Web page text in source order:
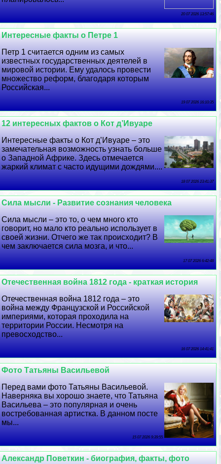
20 07 2026 13:57:46
Интересные факты о Петре 1
Петр 1 считается одним из самых
известных государственных деятелей в
мировой истории. Ему удалось провести
множество реформ, благодаря которым
Российская...
19 07 2026 16:10:35
12 интересных фактов о Кот д’Ивуаре
Интересные факты о Кот д’Ивуаре – это
замечательная возможность узнать больше
о Западной Африке. Здесь отмечается
жаркий климат с часто идущими дождями....
18 07 2026 23:41:37
Сила мысли - Развитие сознания человека
Сила мысли – это то, о чем много кто
говорит, но мало кто реально использует в
своей жизни. Отчего же так происходит? В
чем заключается сила мозга, и что...
17 07 2026 6:42:48
Отечественная война 1812 года - краткая история
Отечественная война 1812 года – это
война между Французской и Российской
империями, которая проходила на
территории России. Несмотря на
превосходство...
16 07 2026 14:41:41
Фото Татьяны Васильевой
Перед вами фото Татьяны Васильевой.
Наверняка вы хорошо знаете, что Татьяна
Васильева – это популярная и очень
востребованная артистка. В данном посте
мы...
15 07 2026 9:39:55
Александр Поветкин - биография, факты, фото